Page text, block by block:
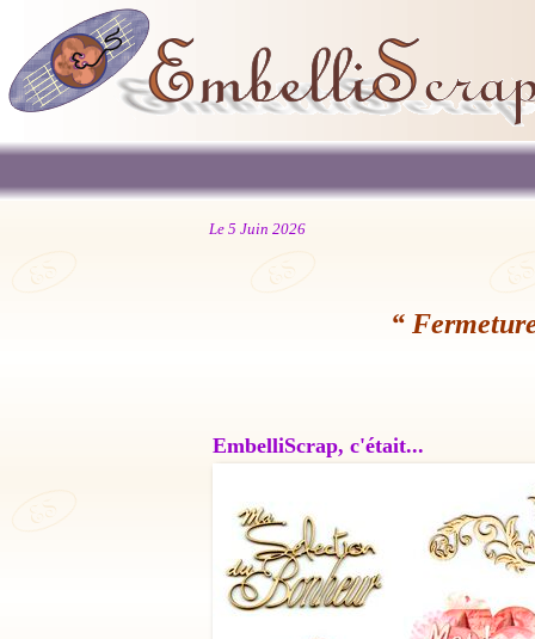
Le 5 Juin 2026
“
EmbelliScrap, c'était...